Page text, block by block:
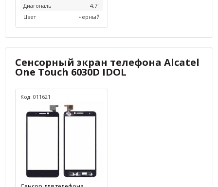
Диагональ
4,7"
Цвет
черный
Сенсорный экран телефона Alcatel
One Touch 6030D IDOL
Код: 011621